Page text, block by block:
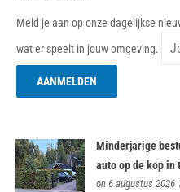
Meld je aan op onze dagelijkse
wat er speelt in jouw omgeving.
Minderjarige
auto op de kop in
on 6 augustus 2026